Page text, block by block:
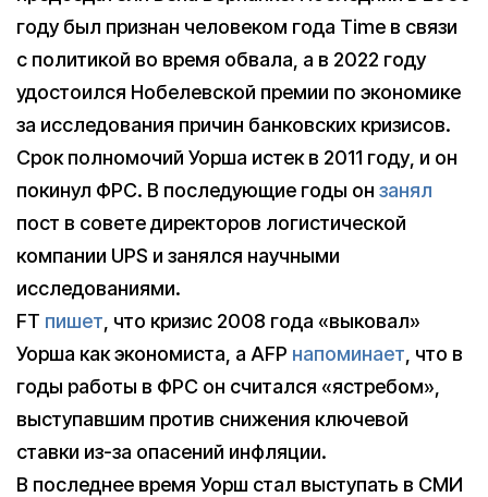
году был признан человеком года Time в связи
с политикой во время обвала, а в 2022 году
удостоился Нобелевской премии по экономике
за исследования причин банковских кризисов.
Срок полномочий Уорша истек в 2011 году, и он
покинул ФРС. В последующие годы он занял
пост в совете директоров логистической
компании UPS и занялся научными
исследованиями.
FT пишет , что кризис 2008 года «выковал»
Уорша как экономиста, а AFP напоминает , что в
годы работы в ФРС он считался «ястребом»,
выступавшим против снижения ключевой
ставки из-за опасений инфляции.
В последнее время Уорш стал выступать в СМИ